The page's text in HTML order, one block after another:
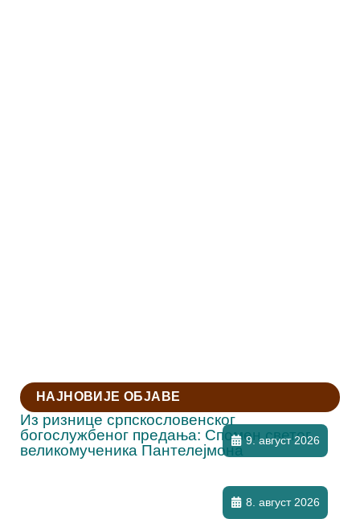
НАЈНОВИЈЕ ОБЈАВЕ
Из ризнице српскословенског
богослужбеног предања: Спомен светог
великомученика Пантелејмона
9. август 2026
8. август 2026